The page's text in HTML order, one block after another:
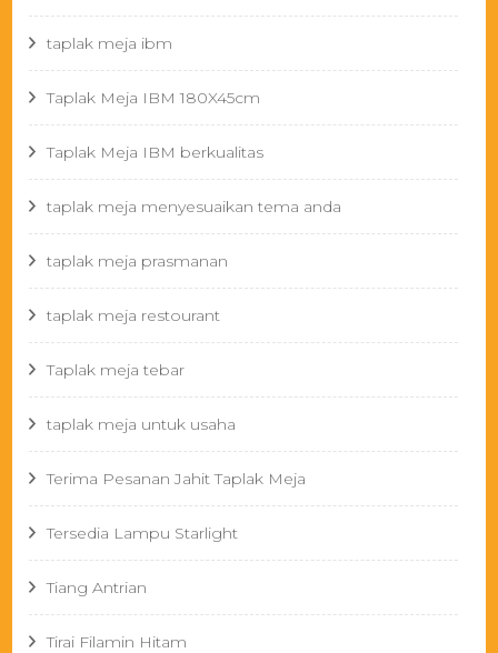
taplak meja ibm
Taplak Meja IBM 180X45cm
Taplak Meja IBM berkualitas
taplak meja menyesuaikan tema anda
taplak meja prasmanan
taplak meja restourant
Taplak meja tebar
taplak meja untuk usaha
Terima Pesanan Jahit Taplak Meja
Tersedia Lampu Starlight
Tiang Antrian
Tirai Filamin Hitam